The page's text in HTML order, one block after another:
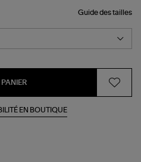
Guide des tailles
EN BOUTIQUE